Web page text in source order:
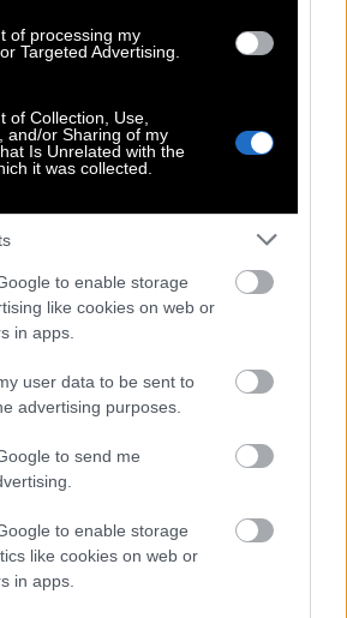
of processing my
Targeted Advertising.
of Collection, Use,
and/or Sharing of my
Is Unrelated with the
it was collected.
to enable storage
like cookies on web or
in apps.
user data to be sent to
advertising purposes.
to send me
to enable storage
like cookies on web or
in apps.
θα σου πω ότι δάκρυσα
μακαλό κεφτέδες,
μου να καπνίζει κρυφά
μου, βλέποντας το έρημο
Stadium
βλέποντας τις λευκές
βλέποντας τη Λου να τρώει
αυτό στα χέρια, βλέποντας
να συγκρούεται με την
για σώβρακα και
μου ότι δεν υπάρχει ελπίδα.
που θα μου θυμίζει τον
κόκκινος σε όλα, γιατί έλεγε